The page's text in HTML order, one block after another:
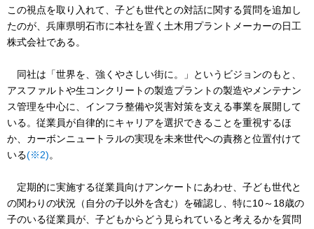
この視点を取り入れて、子ども世代との対話に関する質問を追加し
たのが、兵庫県明石市に本社を置く土木用プラントメーカーの日工
株式会社である。
同社は「世界を、強くやさしい街に。」というビジョンのもと、
アスファルトや生コンクリートの製造プラントの製造やメンテナン
ス管理を中心に、インフラ整備や災害対策を支える事業を展開して
いる。従業員が自律的にキャリアを選択できることを重視するほ
か、カーボンニュートラルの実現を未来世代への責務と位置付けて
いる(※2)。
定期的に実施する従業員向けアンケートにあわせ、子ども世代と
の関わりの状況（自分の子以外を含む）を確認し、特に10～18歳の
子のいる従業員が、子どもからどう見られていると考えるかを質問